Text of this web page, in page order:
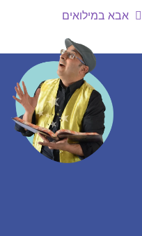
אבא במילואים